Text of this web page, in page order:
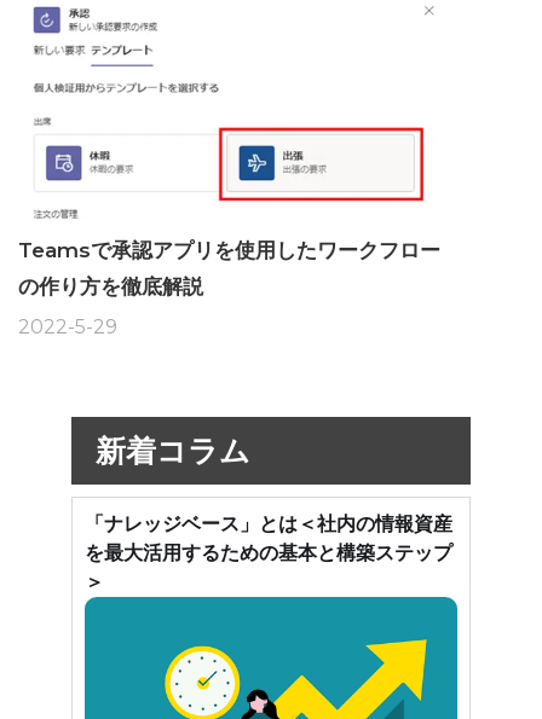
Teamsで承認アプリを使用したワークフロー
の作り方を徹底解説
2022-5-29
新着コラム
「ナレッジベース」とは＜社内の情報資産
を最大活用するための基本と構築ステップ
＞